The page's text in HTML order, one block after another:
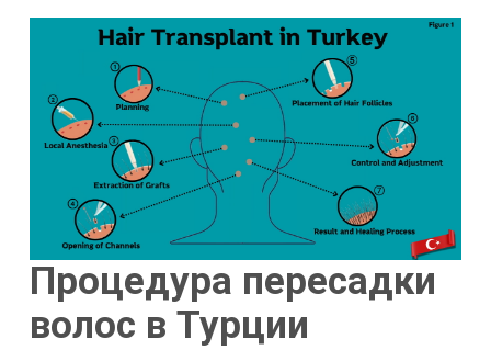
Процедура пересадки
волос в Турции